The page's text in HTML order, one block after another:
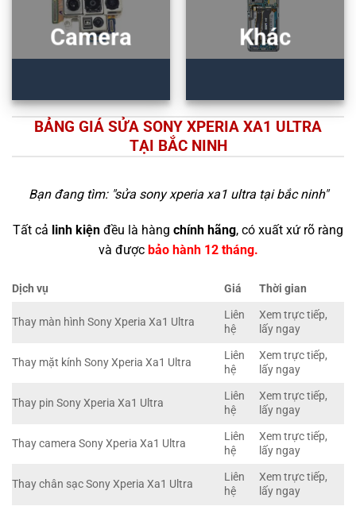
Camera Khác
BẢNG GIÁ SỬA SONY XPERIA XA1 ULTRA
TẠI BẮC NINH
Bạn đang tìm: "sửa sony xperia xa1 ultra tại bắc ninh"
Tất cả linh kiện đều là hàng chính hãng, có xuất xứ rõ ràng
và được bảo hành 12 tháng.
Dịch vụ Giá Thời gian
Thay màn hình Sony Xperia Xa1 Ultra
Liên
hệ
Xem trực tiếp,
lấy ngay
Thay mặt kính Sony Xperia Xa1 Ultra
Liên
hệ
Xem trực tiếp,
lấy ngay
Thay pin Sony Xperia Xa1 Ultra
Liên
hệ
Xem trực tiếp,
lấy ngay
Thay camera Sony Xperia Xa1 Ultra
Liên
hệ
Xem trực tiếp,
lấy ngay
Thay chân sạc Sony Xperia Xa1 Ultra
Liên
hệ
Xem trực tiếp,
lấy ngay